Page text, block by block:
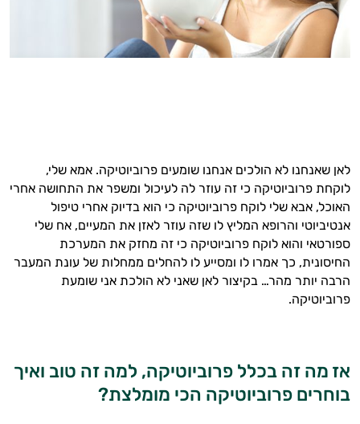
לאן שאנחנו לא הולכים אנחנו שומעים פרוביוטיקה. אמא שלי,
לוקחת פרוביוטיקה כי זה עוזר לה לעיכול ומשפר את התחושה אחרי
האוכל, אבא שלי לוקח פרוביוטיקה כי הוא בדיוק אחרי טיפול
אנטיביוטי והרופא המליץ לו שזה עוזר לאזן את המעיים, אח שלי
ספורטאי והוא לוקח פרוביוטיקה כי זה מחזק את המערכת
החיסונית, כך אמרו לו ומסייע לו להחלים ממחלות של עונת המעבר
הרבה יותר מהר… בקיצור לאן שאני לא הולכת אני שומעת
פרוביוטיקה.
אז מה זה בכלל פרוביוטיקה, למה זה טוב ואיך
בוחרים פרוביוטיקה הכי מומלצת?